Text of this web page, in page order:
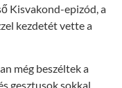
Kisvakond-epizód, a
kezdetét vette a
még beszéltek a
gesztusok sokkal